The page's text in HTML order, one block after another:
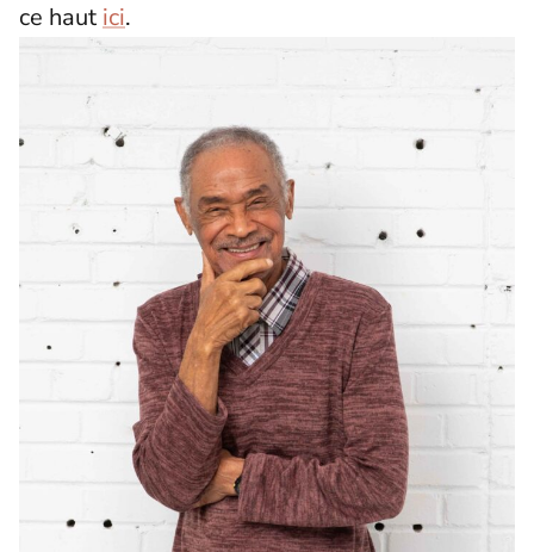
ce haut ici.